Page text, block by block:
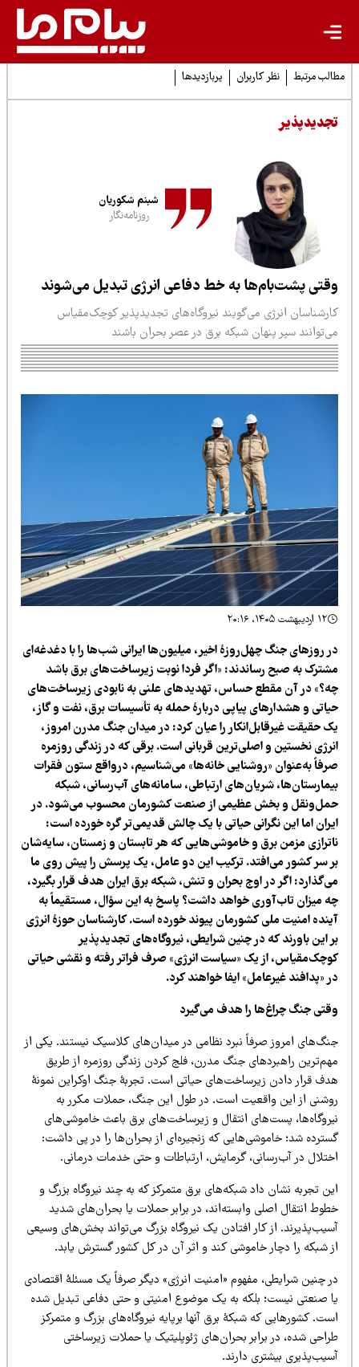
مرتبط نظر کاربران پربازدیدها
شبنم شکوریان
روزنامه‌نگار
پشت‌بام‌ها به خط دفاعی انرژی تبدیل می‌شوند
انرژی می‌گویند نیروگاه‌های تجدیدپذیر کوچک‌مقیاس
سپر پنهان شبکه برق در عصر بحران باشند
روزهای جنگ چهل‌روزۀ اخیر، میلیون‌ها ایرانی شب‌ها را با دغدغه‌ای
به صبح رساندند: «اگر فردا نوبت زیرساخت‌های برق باشد
در آن مقطع حساس، تهدیدهای علنی به نابودی زیرساخت‌های
و هشدارهای پیاپی دربارۀ حمله به تأسیسات برق، نفت و گاز،
حقیقت غیرقابل‌انکار را عیان کرد: در میدان جنگ مدرن امروز،
نخستین و اصلی‌ترین قربانی است. برقی که در زندگی روزمره
به‌عنوان «روشنایی خانه‌ها» می‌شناسیم، درواقع ستون فقرات
شریان‌های ارتباطی، سامانه‌های آب‌رسانی، شبکه
و بخش عظیمی از صنعت کشورمان محسوب می‌شود. در
اما این نگرانی حیاتی با یک چالش قدیمی‌تر گره خورده است:
مزمن برق و خاموشی‌هایی که هر تابستان و زمستان، سایه‌شان
سر کشور می‌افتد. ترکیب این دو عامل، یک پرسش را پیش روی ما
اگر در اوج بحران و تنش، شبکه برق ایران هدف قرار بگیرد،
میزان تاب‌آوری خواهد داشت؟ پاسخ به این سؤال، مستقیماً به
امنیت ملی کشورمان پیوند خورده است. کارشناسان حوزۀ انرژی
این باورند که در چنین شرایطی، نیروگاه‌های تجدیدپذیر
از یک «سیاست انرژی» صرف فراتر رفته و نقشی حیاتی
«پدافند غیرعامل» ایفا خواهند کرد.
جنگ چراغ‌ها را هدف می‌گیرد
امروز صرفاً نبرد نظامی در میدان‌های کلاسیک نیستند. یکی از
راهبردهای جنگ مدرن، فلج کردن زندگی روزمره از طریق
قرار دادن زیرساخت‌های حیاتی است. تجربۀ جنگ اوکراین نمونۀ
از این واقعیت است. در طول این جنگ، حملات مکرر به
پست‌های انتقال و زیرساخت‌های برق باعث خاموشی‌های
شد؛ خاموشی‌هایی که زنجیره‌ای از بحران‌ها را در پی داشت:
در آب‌رسانی، گرمایش، ارتباطات و حتی خدمات درمانی.
تجربه نشان داد شبکه‌های برق متمرکز که به چند نیروگاه بزرگ و
انتقال اصلی وابسته‌اند، در برابر حملات یا بحران‌های شدید
از کار افتادن یک نیروگاه بزرگ می‌تواند بخش‌های وسیعی
شبکه را دچار خاموشی کند و اثر آن در کل کشور گسترش یابد.
چنین شرایطی، مفهوم «امنیت انرژی» دیگر صرفاً یک مسئلۀ اقتصادی
صنعتی نیست؛ بلکه به یک موضوع امنیتی و حتی دفاعی تبدیل شده
کشورهایی که شبکۀ برق آنها برپایه نیروگاه‌های بزرگ و متمرکز
شده، در برابر بحران‌های ژئوپلیتیک یا حملات زیرساختی
بیشتری دارند.